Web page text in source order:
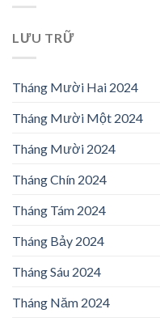
LƯU TRỮ
Tháng Mười Hai 2024
Tháng Mười Một 2024
Tháng Mười 2024
Tháng Chín 2024
Tháng Tám 2024
Tháng Bảy 2024
Tháng Sáu 2024
Tháng Năm 2024